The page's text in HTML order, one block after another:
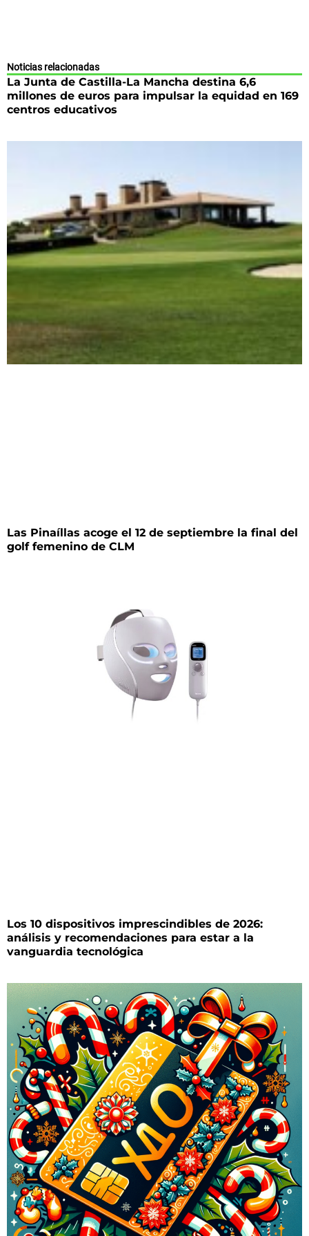
Noticias relacionadas
La Junta de Castilla-La Mancha destina 6,6
millones de euros para impulsar la equidad en 169
centros educativos
Las Pinaíllas acoge el 12 de septiembre la final del
golf femenino de CLM
Los 10 dispositivos imprescindibles de 2026:
análisis y recomendaciones para estar a la
vanguardia tecnológica